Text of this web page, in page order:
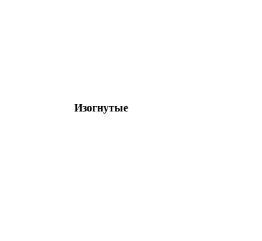
Изогнутые